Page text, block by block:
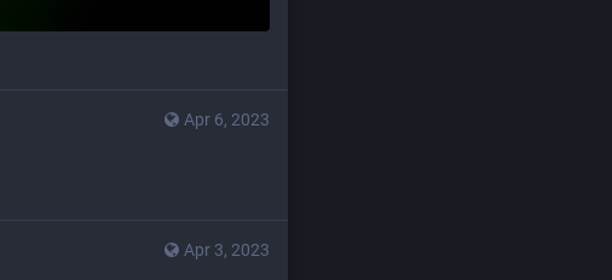
Apr 6, 2023
Apr 3, 2023